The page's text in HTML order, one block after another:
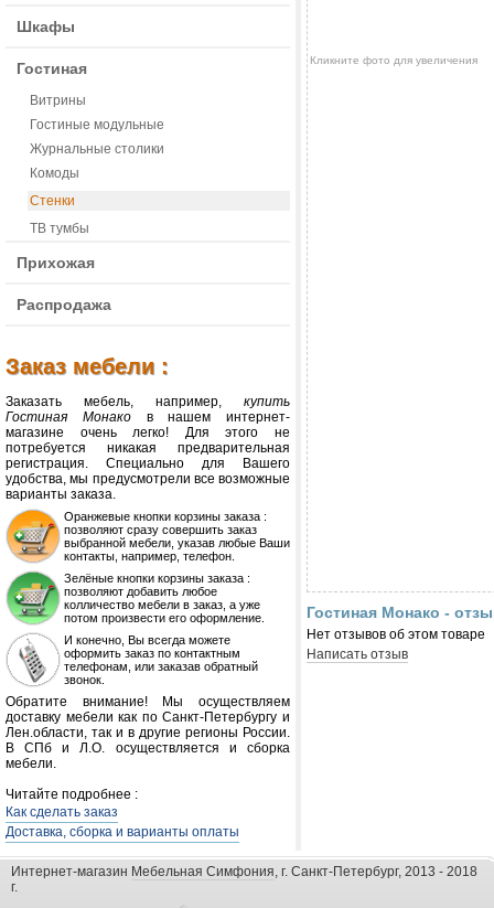
Шкафы
Гостиная
Витрины
Гостиные модульные
Журнальные столики
Комоды
Стенки
ТВ тумбы
Прихожая
Распродажа
Заказ мебели :
Заказать мебель, например, купить
Гостиная Монаков нашем интернет-
магазине очень легко! Для этого не
потребуется никакая предварительная
регистрация. Специально для Вашего
удобства, мы предусмотрели все возможные
варианты заказа.
Оранжевые кнопки корзины заказа :
позволяют сразу совершить заказ
выбранной мебели, указав любые Ваши
контакты, например, телефон.
Зелёные кнопки корзины заказа :
позволяют добавить любое
колличество мебели в заказ, а уже
потом произвести его оформление.
И конечно, Вы всегда можете
оформить заказ по контактным
телефонам, или заказав обратный
звонок.
Обратите внимание! Мы осуществляем
доставку мебели как по Санкт-Петербургу и
Лен.области, так и в другие регионы России.
В СПб и Л.О. осуществляется и сборка
мебели.
Читайте подробнее :
Как сделать заказ
Доставка, сборка и варианты оплаты
Кликните фото для увеличения
Гостиная Монако -
Нет отзывов об этом товаре
Написать отзыв
Интернет-магазин Мебельная Симфония, г. Санкт-Петербург, 2013 - 2018
г.